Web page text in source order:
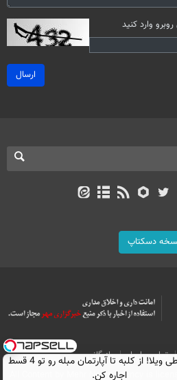
وارد کنید
ارسال
دسکتاپ
تماس با ما
بازرگانی
All Content by Mehr News Agency is
اجاره‌ قسطی ویلا! از کلبه تا آپارتمان مبله رو تو 4 قسط
اجاره کن.